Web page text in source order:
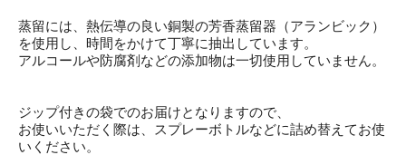
蒸留には、熱伝導の良い銅製の芳香蒸留器（アランビック）
を使用し、時間をかけて丁寧に抽出しています。
アルコールや防腐剤などの添加物は一切使用していません。
ジップ付きの袋でのお届けとなりますので、
お使いいただく際は、スプレーボトルなどに詰め替えてお使
いください。